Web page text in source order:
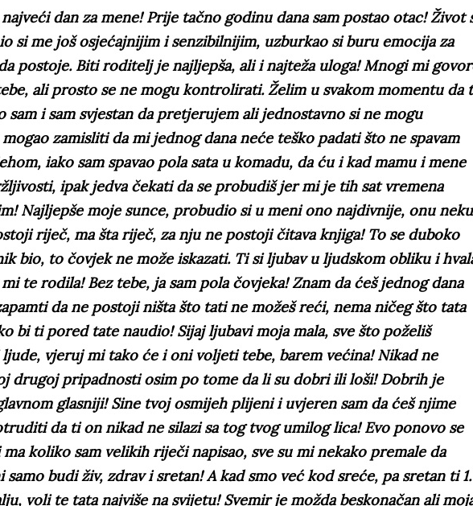
dan za mene! Prije tačno godinu dana sam postao otac! Život
si me još osjećajnijim i senzibilnijim, uzburkao si buru emocija za
postoje. Biti roditelj je najljepša, ali i najteža uloga! Mnogi mi
ali prosto se ne mogu kontrolirati. Želim u svakom momentu da
i sam svjestan da pretjerujem ali jednostavno si ne mogu
zamisliti da mi jednog dana neće teško padati što ne spavam
iako sam spavao pola sata u komadu, da ću i kad mamu i mene
ipak jedva čekati da se probudiš jer mi je tih sat vremena
Najljepše moje sunce, probudio si u meni ono najdivnije, onu neku
riječ, ma šta riječ, za nju ne postoji čitava knjiga! To se duboko
bio, to čovjek ne može iskazati. Ti si ljubav u ljudskom obliku i
te rodila! Bez tebe, ja sam pola čovjeka! Znam da ćeš jednog dana
da ne postoji ništa što tati ne možeš reći, nema ničeg što tata
bi ti pored tate naudio! Sijaj ljubavi moja mala, sve što poželiš
vjeruj mi tako će i oni voljeti tebe, barem većina! Nikad ne
drugoj pripadnosti osim po tome da li su dobri ili loši! Dobrih je
glasniji! Sine tvoj osmijeh plijeni i uvjeren sam da ćeš njime
da ti on nikad ne silazi sa tog tvog umilog lica! Evo ponovo se
koliko sam velikih riječi napisao, sve su mi nekako premale da
budi živ, zdrav i sretan! A kad smo već kod sreće, pa sretan ti 1.
voli te tata najviše na svijetu! Svemir je možda beskonačan ali